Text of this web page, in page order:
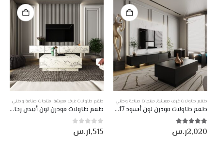
طقم طاولات غرف معيشة, منتجات صناعة وطني
طقم طاولات مودرن لون أسود DE-917
5.00 من أصل 52,020ر.س
طقم طاولات غرف معيشة, منتجات صناعة وطني
طقم طاولات مودرن لون أبيض رخامي DE-903
0من أصل 5
1,515ر.س